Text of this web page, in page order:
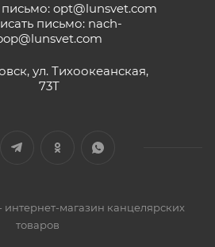
opt@lunsvet.com
письмо: nach-
ул. Тихоокеанская,
73Т
интернет-магазин канцелярских
товаров